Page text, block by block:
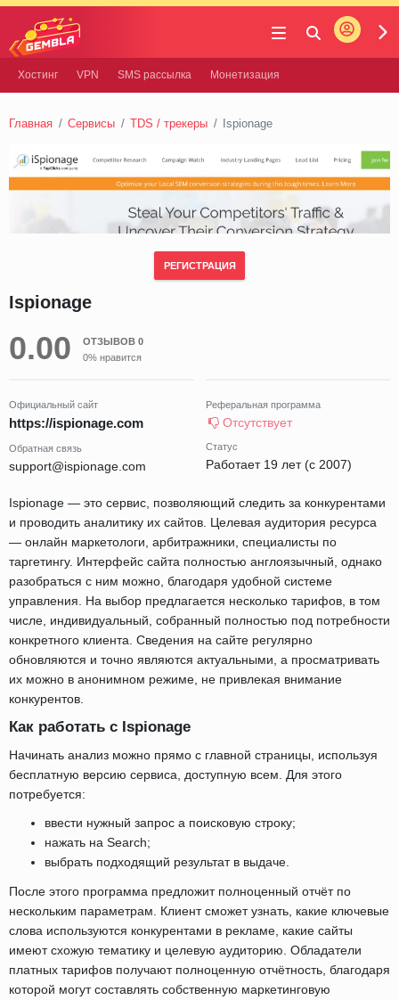
Gembla
Войти
Хостинг VPN SMS рассылка Монетизация
Главная Сервисы TDS / трекеры Ispionage
Ispionage
0.00
ОТЗЫВОВ 0
0% нравится
Официальный сайт
https://ispionage.com
Обратная связь
support@ispionage.com
Реферальная программа
Отсутствует
Статус
Работает 19 лет (с 2007)
Ispionage — это сервис, позволяющий следить за конкурентами
и проводить аналитику их сайтов. Целевая аудитория ресурса
— онлайн маркетологи, арбитражники, специалисты по
таргетингу. Интерфейс сайта полностью англоязычный, однако
разобраться с ним можно, благодаря удобной системе
управления. На выбор предлагается несколько тарифов, в том
числе, индивидуальный, собранный полностью под потребности
конкретного клиента. Сведения на сайте регулярно
обновляются и точно являются актуальными, а просматривать
их можно в анонимном режиме, не привлекая внимание
конкурентов.
Как работать с Ispionage
Начинать анализ можно прямо с главной страницы, используя
бесплатную версию сервиса, доступную всем. Для этого
потребуется:
ввести нужный запрос а поисковую строку;
нажать на Search;
выбрать подходящий результат в выдаче.
После этого программа предложит полноценный отчёт по
нескольким параметрам. Клиент сможет узнать, какие ключевые
слова используются конкурентами в рекламе, какие сайты
имеют схожую тематику и целевую аудиторию. Обладатели
платных тарифов получают полноценную отчётность, благодаря
которой могут составлять собственную маркетинговую
РЕГИСТРАЦИЯ